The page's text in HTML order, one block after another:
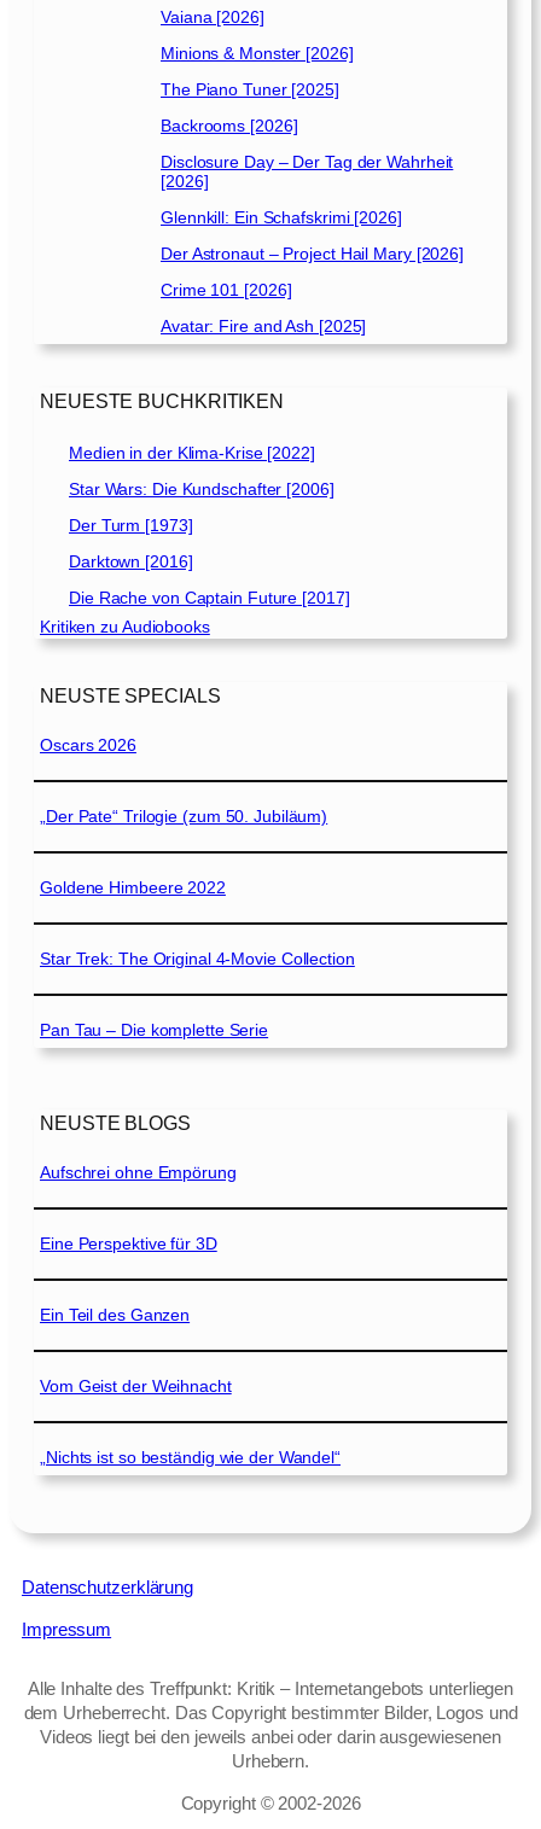
Vaiana [2026]
Minions & Monster [2026]
The Piano Tuner [2025]
Backrooms [2026]
Disclosure Day – Der Tag der Wahrheit
[2026]
Glennkill: Ein Schafskrimi [2026]
Der Astronaut – Project Hail Mary [2026]
Crime 101 [2026]
Avatar: Fire and Ash [2025]
NEUESTE BUCHKRITIKEN
Medien in der Klima-Krise [2022]
Star Wars: Die Kundschafter [2006]
Der Turm [1973]
Darktown [2016]
Die Rache von Captain Future [2017]
Kritiken zu Audiobooks
NEUSTE SPECIALS
Oscars 2026
„Der Pate“ Trilogie (zum 50. Jubiläum)
Goldene Himbeere 2022
Star Trek: The Original 4-Movie Collection
Pan Tau – Die komplette Serie
NEUSTE BLOGS
Aufschrei ohne Empörung
Eine Perspektive für 3D
Ein Teil des Ganzen
Vom Geist der Weihnacht
„Nichts ist so beständig wie der Wandel“
Datenschutzerklärung
Impressum
Alle Inhalte des Treffpunkt: Kritik – Internetangebots unterliegen
dem Urheberrecht. Das Copyright bestimmter Bilder, Logos und
Videos liegt bei den jeweils anbei oder darin ausgewiesenen
Urhebern.
Copyright © 2002‑2026